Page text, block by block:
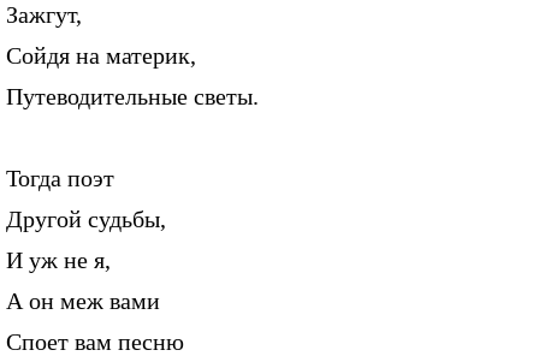
Зажгут,
Сойдя на материк,
Путеводительные светы.
Тогда поэт
Другой судьбы,
И уж не я,
А он меж вами
Споет вам песню